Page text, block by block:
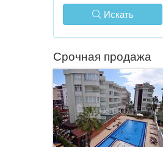
Искать
Срочная продажа